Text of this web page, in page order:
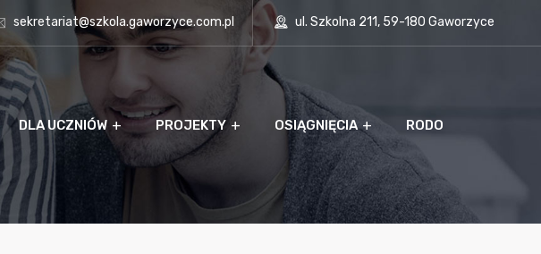
sekretariat@szkola.gaworzyce.com.pl ul. Szkolna 211, 59-180 Gaworzyce
DLA UCZNIÓW PROJEKTY OSIĄGNIĘCIA RODO